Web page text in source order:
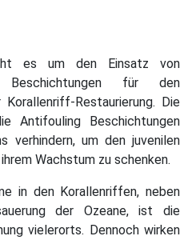
es um den Einsatz von
Beschichtungen für den
Restaurierung. Die
Antifouling Beschichtungen
verhindern, um den juvenilen
Wachstum zu schenken.
in den Korallenriffen, neben
der Ozeane, ist die
vielerorts. Dennoch wirken